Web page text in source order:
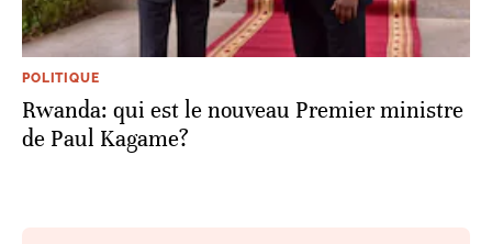
POLITIQUE
Rwanda: qui est le nouveau Premier ministre
de Paul Kagame?